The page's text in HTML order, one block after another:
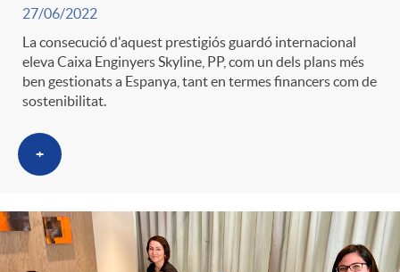
27/06/2022
La consecució d'aquest prestigiós guardó internacional
eleva Caixa Enginyers Skyline, PP, com un dels plans més
ben gestionats a Espanya, tant en termes financers com de
sostenibilitat.
+